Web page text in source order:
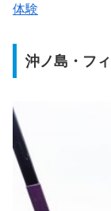
体験
沖ノ島・フ